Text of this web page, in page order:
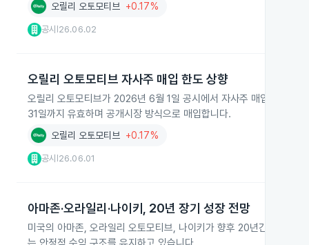
오릴리 오토모티브 +0.17%
공시 26.06.02
오릴리 오토모티브 자사주 매입 한도 상향
오릴리 오토모티브가 2026년 6월 1일 공시에서 자사주 매입 프로
31일까지 유효하며 공개시장 방식으로 매입합니다.
오릴리 오토모티브 +0.17%
공시 26.06.01
아마존·오라일리·나이키, 20년 장기 성장 전망
미국의 아마존, 오라일리 오토모티브, 나이키가 향후 20년간 장기 성